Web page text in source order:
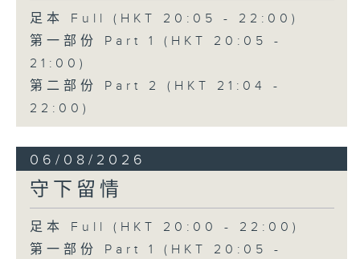
足本 Full (HKT 20:05 - 22:00)
第一部份 Part 1 (HKT 20:05 -
21:00)
第二部份 Part 2 (HKT 21:04 -
22:00)
06/08/2026
守下留情
足本 Full (HKT 20:00 - 22:00)
第一部份 Part 1 (HKT 20:05 -